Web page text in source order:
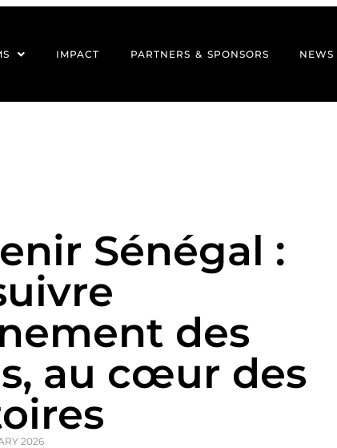
IMPACT PARTNERS & SPONSORS NEWS
Sénégal :
des
au cœur des
2026